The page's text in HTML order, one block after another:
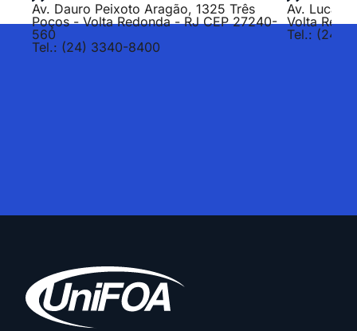
Av. Dauro Peixoto Aragão, 1325 Três
Poços - Volta Redonda - RJ CEP 27240-
560
Tel.: (24) 3340-8400
Av. Lucas
Volta
Tel.: (24)